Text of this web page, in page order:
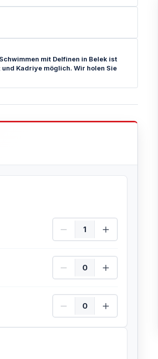
mit Delfinen in Belek ist
Kadriye möglich. Wir holen Sie
Show Menge
Show Menge
Show Menge